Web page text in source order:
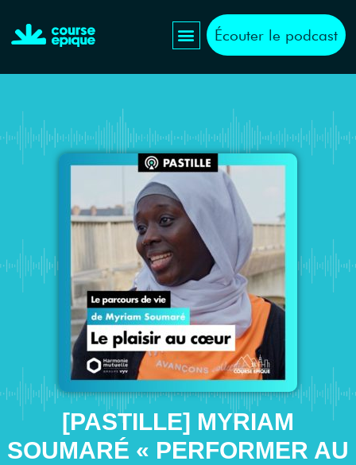
Écouter le podcast
[PASTILLE] MYRIAM
SOUMARÉ « PERFORMER AU